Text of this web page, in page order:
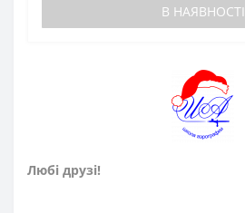
В НАЯВНОСТІ
Любі друзі!